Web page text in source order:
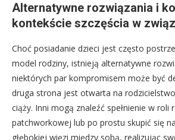
Alternatywne rozwiązania i
kontekście szczęścia w
Choć posiadanie dzieci jest często
model rodziny, istnieją alternatywne
niektórych par kompromisem może być
druga strona jest otwarta na
ciąży. Inni mogą znaleźć spełnienie w roli
patchworkowej lub po prostu skupić się
głębokiej więzi między sobą, realizując